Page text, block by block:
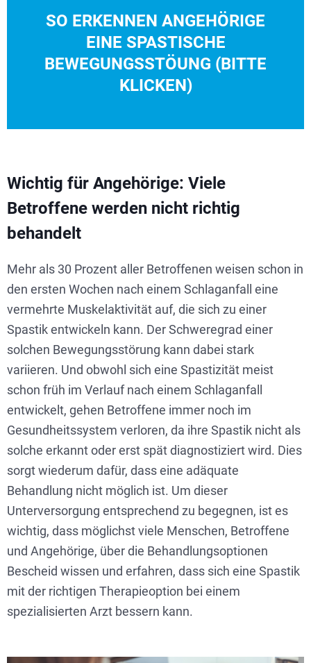
SO ERKENNEN ANGEHÖRIGE
EINE SPASTISCHE
BEWEGUNGSSTÖUNG (BITTE
KLICKEN)
Bei einer Spastik kommt es zu einer Verkrampfung der
Muskulatur, die mit einer andauernden Anspannung oder
Schmerzen einhergeht. Mögliche Anzeichen: Wenn der Arm in
permanenter Beugehaltung verharrt und nicht mehr schlaff
Wichtig für Angehörige: Viele
Betroffene werden nicht richtig
behandelt
Mehr als 30 Prozent aller Betroffenen weisen schon in
den ersten Wochen nach einem Schlaganfall eine
vermehrte Muskelaktivität auf, die sich zu einer
Spastik entwickeln kann. Der Schweregrad einer
solchen Bewegungsstörung kann dabei stark
variieren. Und obwohl sich eine Spastizität meist
schon früh im Verlauf nach einem Schlaganfall
entwickelt, gehen Betroffene immer noch im
Gesundheitssystem verloren, da ihre Spastik nicht als
solche erkannt oder erst spät diagnostiziert wird. Dies
sorgt wiederum dafür, dass eine adäquate
Behandlung nicht möglich ist. Um dieser
Unterversorgung entsprechend zu begegnen, ist es
wichtig, dass möglichst viele Menschen, Betroffene
und Angehörige, über die Behandlungsoptionen
Bescheid wissen und erfahren, dass sich eine Spastik
mit der richtigen Therapieoption bei einem
spezialisierten Arzt bessern kann.